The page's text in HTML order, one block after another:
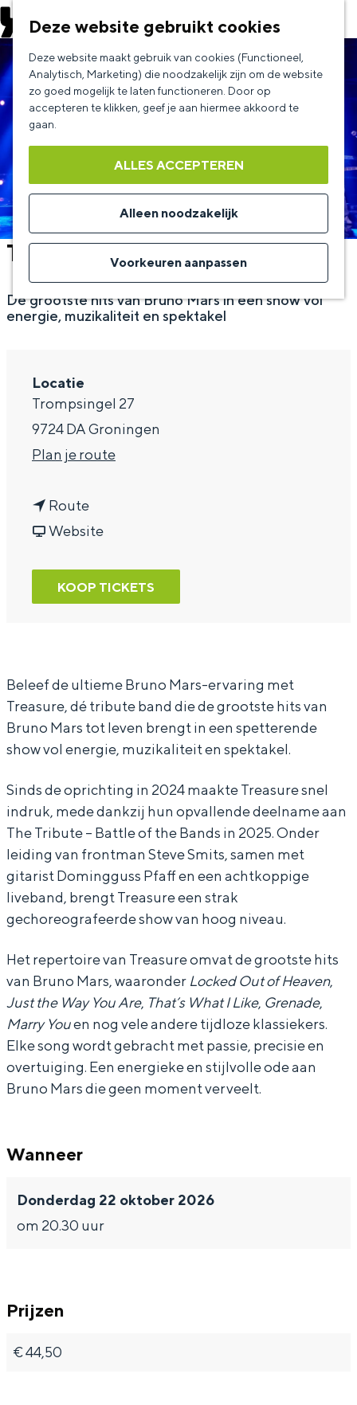
Deze website gebruikt cookies
Deze website maakt gebruik van cookies (Functioneel,
Analytisch, Marketing) die noodzakelijk zijn om de website
zo goed mogelijk te laten functioneren. Door op
accepteren te klikken, geef je aan hiermee akkoord te
gaan.
ALLES ACCEPTEREN
Alleen noodzakelijk
Voorkeuren aanpassen
G
a
n
a
r
d
e
m
Treasure
De grootste hits van Bruno Mars in een show vol
energie, muzikaliteit en spektakel
Locatie
Trompsingel 27
9724 DA Groningen
Plan je routen
r
e
u
r
e
Routen
a
r
T
a
s
u
r
e
Websitev
n
T
a
s
u
r
e
KOOP TICKETS
Beleef de ultieme Bruno Mars-ervaring met
Treasure, dé tribute band die de grootste hits van
Bruno Mars tot leven brengt in een spetterende
show vol energie, muzikaliteit en spektakel.
Sinds de oprichting in 2024 maakte Treasure snel
indruk, mede dankzij hun opvallende deelname aan
The Tribute – Battle of the Bands in 2025. Onder
leiding van frontman Steve Smits, samen met
gitarist Domingguss Pfaff en een achtkoppige
liveband, brengt Treasure een strak
gechoreografeerde show van hoog niveau.
Het repertoire van Treasure omvat de grootste hits
van Bruno Mars, waaronder Locked Out of Heaven,
Just the Way You Are, That’s What I Like, Grenade,
Marry Youen nog vele andere tijdloze klassiekers.
Elke song wordt gebracht met passie, precisie en
overtuiging. Een energieke en stijlvolle ode aan
Bruno Mars die geen moment verveelt.
Wanneer
Donderdag 22 oktober 2026
om 20.30 uur
Prijzen
€ 44,50